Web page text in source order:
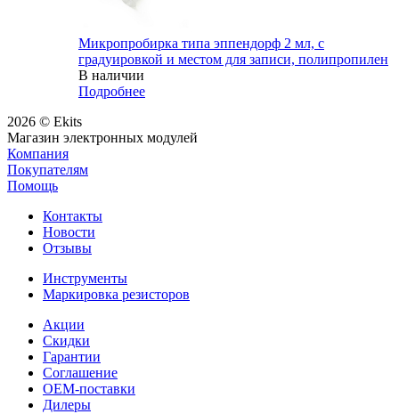
Микропробирка типа эппендорф 2 мл, с
градуировкой и местом для записи, полипропилен
В наличии
Подробнее
2026 © Ekits
Магазин электронных модулей
Компания
Покупателям
Помощь
Контакты
Новости
Отзывы
Инструменты
Маркировка резисторов
Акции
Скидки
Гарантии
Соглашение
OEM-поставки
Дилеры